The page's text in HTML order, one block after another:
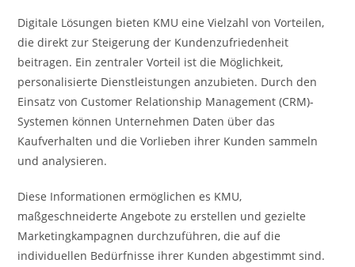
Digitale Lösungen bieten KMU eine Vielzahl von Vorteilen,
die direkt zur Steigerung der Kundenzufriedenheit
beitragen. Ein zentraler Vorteil ist die Möglichkeit,
personalisierte Dienstleistungen anzubieten. Durch den
Einsatz von Customer Relationship Management (CRM)-
Systemen können Unternehmen Daten über das
Kaufverhalten und die Vorlieben ihrer Kunden sammeln
und analysieren.
Diese Informationen ermöglichen es KMU,
maßgeschneiderte Angebote zu erstellen und gezielte
Marketingkampagnen durchzuführen, die auf die
individuellen Bedürfnisse ihrer Kunden abgestimmt sind.